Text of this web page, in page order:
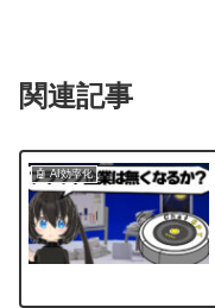
関連記事
🤖 AI効率化